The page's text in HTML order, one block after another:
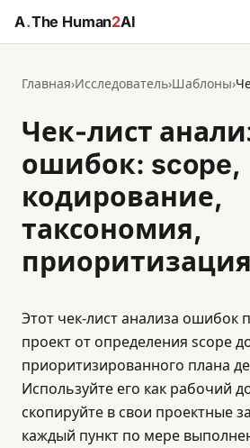
A.The Human2AI
Главная›Исследователь›Шаблоны›
Чек-лист
ошибок: scope,
кодирование,
таксономия,
приоритизация
Этот чек-лист анализа ошибок
проект от определения scope
приоритизированного плана
Используйте его как рабочий
скопируйте в свои проектные
каждый пункт по мере